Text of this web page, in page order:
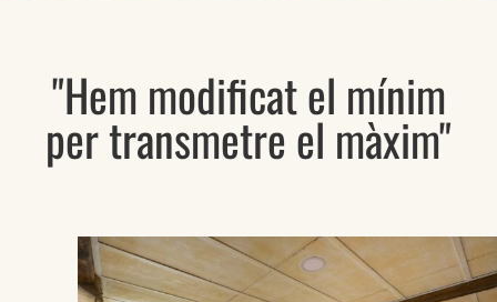
"Hem modificat el mínim
per transmetre el màxim"